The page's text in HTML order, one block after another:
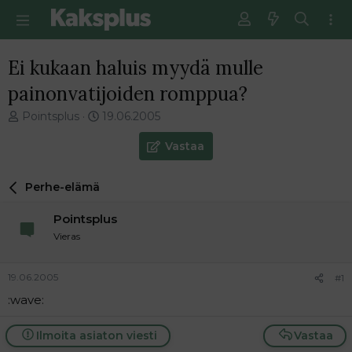
Ei kukaan haluis myydä mulle
painonvatijoiden romppua?
V
e
t
n
a
o
i
Pointsplus
E
i
s
t
19.06.2005
Vastaa
Perhe-elämä
Pointsplus
Vieras
19.06.2005 #1
:wave:
Vastaa
Ilmoita asiaton viesti